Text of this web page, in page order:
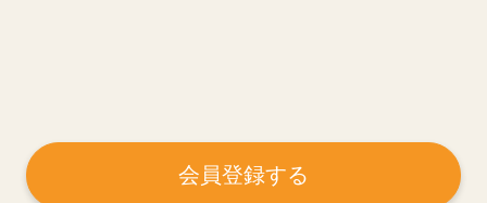
会員登録する